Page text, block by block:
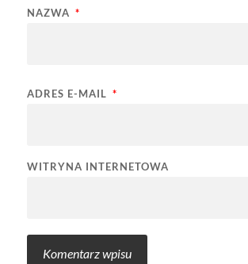
NAZWA *
ADRES E-MAIL *
WITRYNA INTERNETOWA